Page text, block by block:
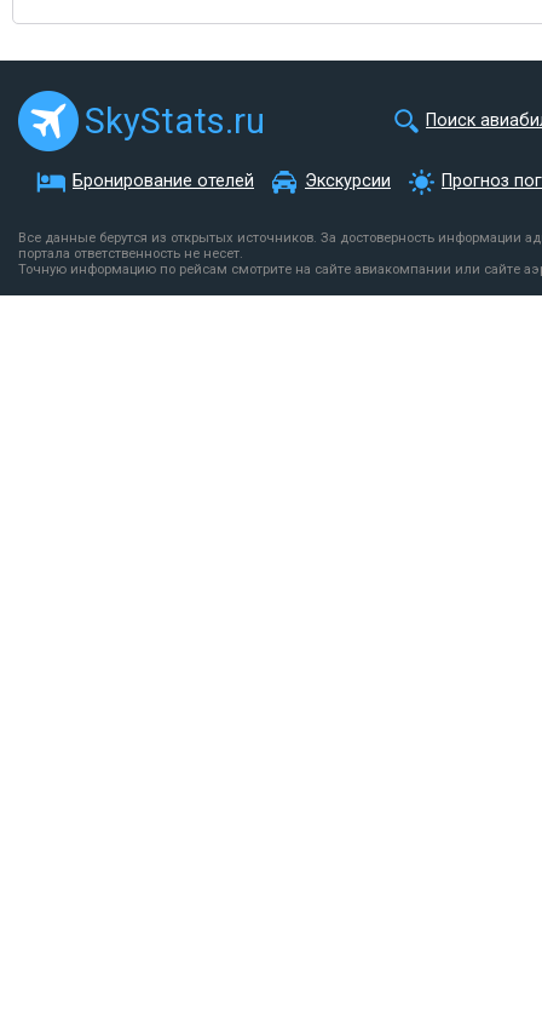
SkyStats.ru Поиск
Бронирование отелей Экскурсии Прогноз
Все данные берутся из открытых источников. За достоверность информации
портала ответственность не несет.
Точную информацию по рейсам смотрите на сайте авиакомпании или сайте